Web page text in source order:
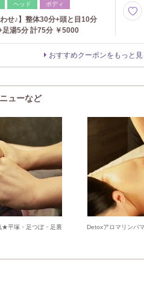
ヘッド ボディ
わせ♪】整体30分+頭と目10分
足湯5分 計75分 ￥5000
おすすめクーポンをもっと見
ューなど
★平塚・足つぼ・足裏
Detoxアロマリンパ